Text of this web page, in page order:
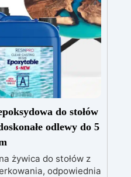
do stołów
odlewy do 5
żywica do stołów z
odpowiednia